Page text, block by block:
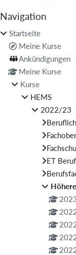
Blöcke
Navigation überspringen
Navigation
Startseite
Meine Kurse
Ankündigungen
Meine Kurse
Kurse
HEMS
2022/23
ET